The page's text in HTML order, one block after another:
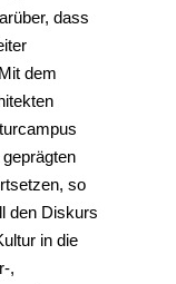
dass
dem
so
den Diskurs
in die
,